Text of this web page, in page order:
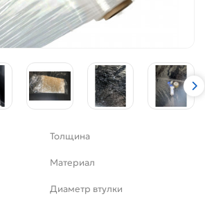
Толщина
Материал
Диаметр втулки